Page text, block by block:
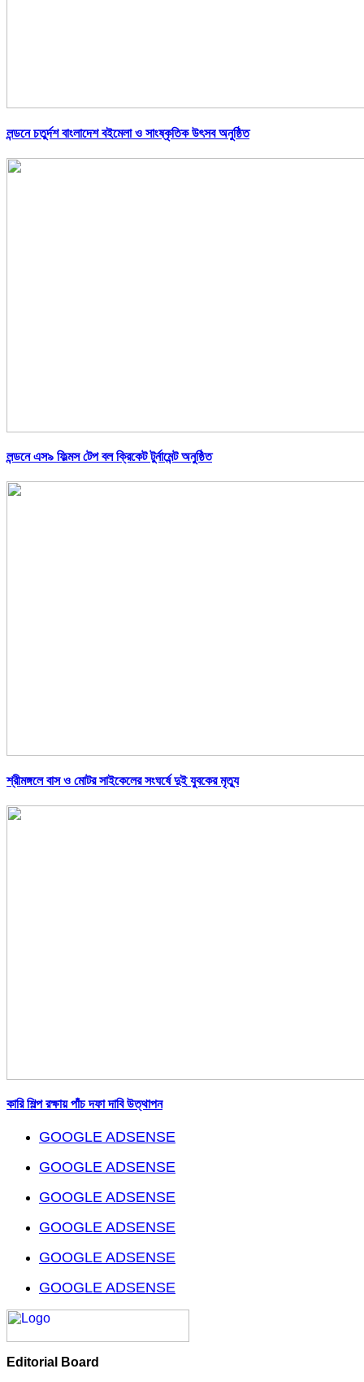
লন্ডনে চতুর্দশ বাংলাদেশ বইমেলা ও সাংষ্কৃতিক উৎসব অনুষ্ঠিত
লন্ডনে এস৯ ফিল্মস টেপ বল ক্রিকেট টুর্নামেন্ট অনুষ্ঠিত
শ্রীমঙ্গলে বাস ও মোটর সাইকেলের সংঘর্ষে দুই যুবকের মৃত্যু
কারি শিল্প রক্ষায় পাঁচ দফা দাবি উত্থাপন
GOOGLE ADSENSE
GOOGLE ADSENSE
GOOGLE ADSENSE
GOOGLE ADSENSE
GOOGLE ADSENSE
GOOGLE ADSENSE
Editorial Board